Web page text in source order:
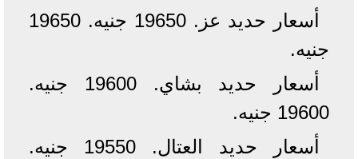
أسعار حديد عز. 19650 جنيه. 19650
جنيه.
أسعار حديد بشاي. 19600 جنيه.
19600 جنيه.
أسعار حديد العتال. 19550 جنيه.